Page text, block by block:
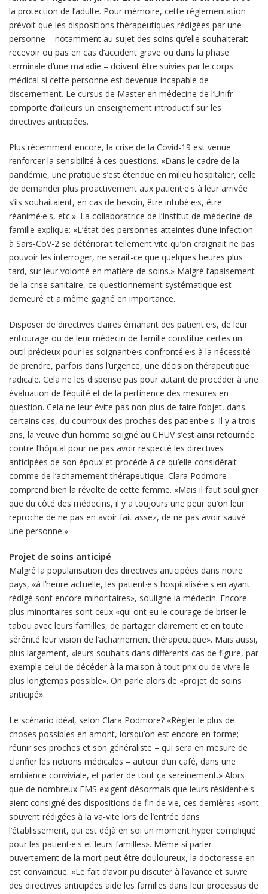
la protection de l’adulte. Pour mémoire, cette réglementation
prévoit que les dispositions thérapeutiques rédigées par une
personne – notamment au sujet des soins qu’elle souhaiterait
recevoir ou pas en cas d’accident grave ou dans la phase
terminale d’une maladie – doivent être suivies par le corps
médical si cette personne est devenue incapable de
discernement. Le cursus de Master en médecine de l’Unifr
comporte d’ailleurs un enseignement introductif sur les
directives anticipées.
Plus récemment encore, la crise de la Covid-19 est venue
renforcer la sensibilité à ces questions. «Dans le cadre de la
pandémie, une pratique s’est étendue en milieu hospitalier, celle
de demander plus proactivement aux patient·e·s à leur arrivée
s’ils souhaitaient, en cas de besoin, être intubé·e·s, être
réanimé·e·s, etc.». La collaboratrice de l’Institut de médecine de
famille explique: «L’état des personnes atteintes d’une infection
à Sars-CoV-2 se détériorait tellement vite qu’on craignait ne pas
pouvoir les interroger, ne serait-ce que quelques heures plus
tard, sur leur volonté en matière de soins.» Malgré l’apaisement
de la crise sanitaire, ce questionnement systématique est
demeuré et a même gagné en importance.
Disposer de directives claires émanant des patient·e·s, de leur
entourage ou de leur médecin de famille constitue certes un
outil précieux pour les soignant·e·s confronté·e·s à la nécessité
de prendre, parfois dans l’urgence, une décision thérapeutique
radicale. Cela ne les dispense pas pour autant de procéder à une
évaluation de l’équité et de la pertinence des mesures en
question. Cela ne leur évite pas non plus de faire l’objet, dans
certains cas, du courroux des proches des patient·e·s. Il y a trois
ans, la veuve d’un homme soigné au CHUV s’est ainsi retournée
contre l’hôpital pour ne pas avoir respecté les directives
anticipées de son époux et procédé à ce qu’elle considérait
comme de l’acharnement thérapeutique. Clara Podmore
comprend bien la révolte de cette femme. «Mais il faut souligner
que du côté des médecins, il y a toujours une peur qu’on leur
reproche de ne pas en avoir fait assez, de ne pas avoir sauvé
une personne.»
Projet de soins anticipé
Malgré la popularisation des directives anticipées dans notre
pays, «à l’heure actuelle, les patient·e·s hospitalisé·e·s en ayant
rédigé sont encore minoritaires», souligne la médecin. Encore
plus minoritaires sont ceux «qui ont eu le courage de briser le
tabou avec leurs familles, de partager clairement et en toute
sérénité leur vision de l’acharnement thérapeutique». Mais aussi,
plus largement, «leurs souhaits dans différents cas de figure, par
exemple celui de décéder à la maison à tout prix ou de vivre le
plus longtemps possible». On parle alors de «projet de soins
anticipé».
Le scénario idéal, selon Clara Podmore? «Régler le plus de
choses possibles en amont, lorsqu’on est encore en forme;
réunir ses proches et son généraliste – qui sera en mesure de
clarifier les notions médicales – autour d’un café, dans une
ambiance conviviale, et parler de tout ça sereinement.» Alors
que de nombreux EMS exigent désormais que leurs résident·e·s
aient consigné des dispositions de fin de vie, ces dernières «sont
souvent rédigées à la va-vite lors de l’entrée dans
l’établissement, qui est déjà en soi un moment hyper compliqué
pour les patient·e·s et leurs familles». Même si parler
ouvertement de la mort peut être douloureux, la doctoresse en
est convaincue: «Le fait d’avoir pu discuter à l’avance et suivre
des directives anticipées aide les familles dans leur processus de